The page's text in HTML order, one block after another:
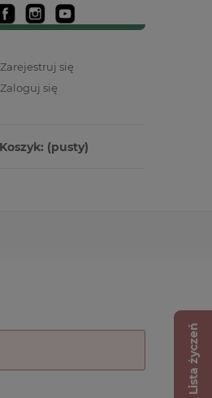
Zarejestruj się
Zaloguj się
Koszyk: (pusty)
Lista życzeń